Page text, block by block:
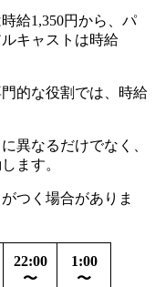
給1,350円から、パ
キャストは時給
的な役割では、時給
異なるだけでなく、
ます。
つく場合がありま
22:00
〜
1:00
〜